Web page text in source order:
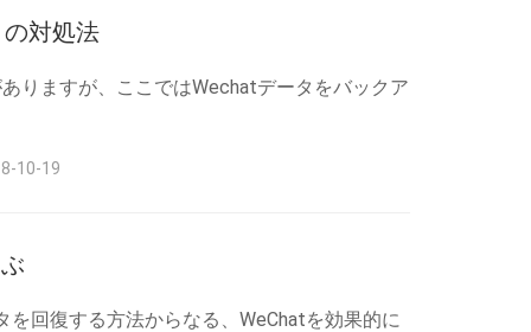
対処法
りますが、ここではWechatデータをバックア
10-19
回復する方法からなる、WeChatを効果的に